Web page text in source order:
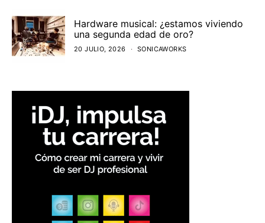
Hardware musical: ¿estamos viviendo
una segunda edad de oro?
20 JULIO, 2026 SONICAWORKS